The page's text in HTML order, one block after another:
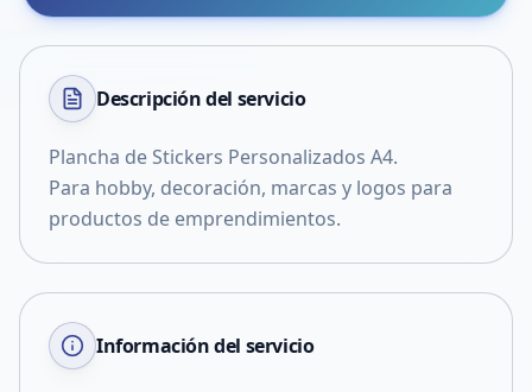
Descripción del servicio
Plancha de Stickers Personalizados A4.
Para hobby, decoración, marcas y logos para
productos de emprendimientos.
Información del servicio